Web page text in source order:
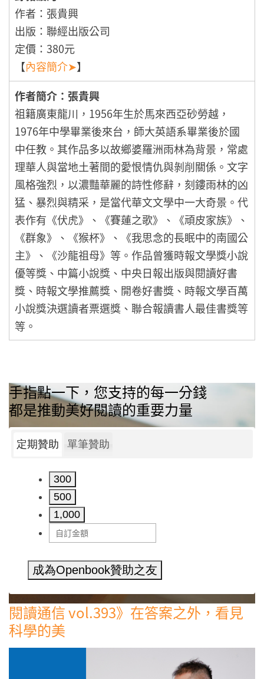
作者：張貴興
出版：聯經出版公司
定價：380元
【內容簡介➤】
作者簡介：張貴興
祖籍廣東龍川，1956年生於馬來西亞砂勞越，
1976年中學畢業後來台，師大英語系畢業後於國
中任教。其作品多以故鄉婆羅洲雨林為背景，常處
理華人與當地土著間的愛恨情仇與剝削關係。文字
風格強烈，以濃豔華麗的詩性修辭，刻鏤雨林的凶
猛、暴烈與精采，是當代華文文學中一大奇景。代
表作有《伏虎》、《賽蓮之歌》、《頑皮家族》、
《群象》、《猴杯》、《我思念的長眠中的南國公
主》、《沙龍祖母》等。作品曾獲時報文學獎小說
優等獎、中篇小說獎、中央日報出版與閱讀好書
獎、時報文學推薦獎、開卷好書獎、時報文學百萬
小說獎決選讀者票選獎、聯合報讀書人最佳書獎等
等。
手指點一下，您支持的每一分錢
都是推動美好閱讀的重要力量
定期贊助 單筆贊助
300
500
1,000
成為Openbook贊助之友
閱讀通信 vol.393》在答案之外，看見
科學的美